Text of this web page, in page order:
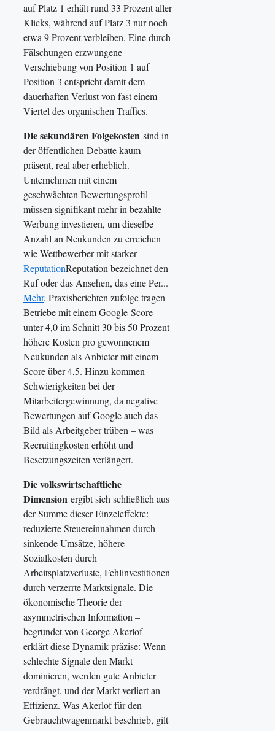
auf Platz 1 erhält rund 33 Prozent aller
Klicks, während auf Platz 3 nur noch
etwa 9 Prozent verbleiben. Eine durch
Fälschungen erzwungene
Verschiebung von Position 1 auf
Position 3 entspricht damit dem
dauerhaften Verlust von fast einem
Viertel des organischen Traffics.
Die sekundären Folgekosten sind in
der öffentlichen Debatte kaum
präsent, real aber erheblich.
Unternehmen mit einem
geschwächten Bewertungsprofil
müssen signifikant mehr in bezahlte
Werbung investieren, um dieselbe
Anzahl an Neukunden zu erreichen
wie Wettbewerber mit starker
ReputationReputation bezeichnet den
Ruf oder das Ansehen, das eine Per...
Mehr. Praxisberichten zufolge tragen
Betriebe mit einem Google-Score
unter 4,0 im Schnitt 30 bis 50 Prozent
höhere Kosten pro gewonnenem
Neukunden als Anbieter mit einem
Score über 4,5. Hinzu kommen
Schwierigkeiten bei der
Mitarbeitergewinnung, da negative
Bewertungen auf Google auch das
Bild als Arbeitgeber trüben – was
Recruitingkosten erhöht und
Besetzungszeiten verlängert.
Die volkswirtschaftliche
Dimension ergibt sich schließlich aus
der Summe dieser Einzeleffekte:
reduzierte Steuereinnahmen durch
sinkende Umsätze, höhere
Sozialkosten durch
Arbeitsplatzverluste, Fehlinvestitionen
durch verzerrte Marktsignale. Die
ökonomische Theorie der
asymmetrischen Information –
begründet von George Akerlof –
erklärt diese Dynamik präzise: Wenn
schlechte Signale den Markt
dominieren, werden gute Anbieter
verdrängt, und der Markt verliert an
Effizienz. Was Akerlof für den
Gebrauchtwagenmarkt beschrieb, gilt